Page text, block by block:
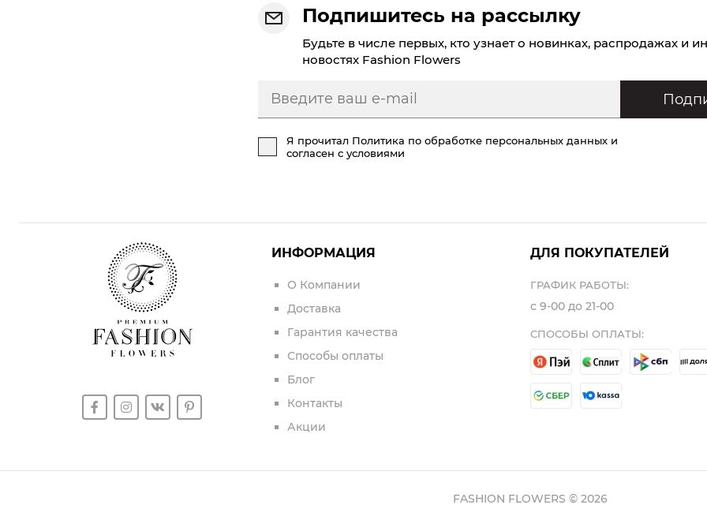
Подпишитесь на рассылку
Будьте в числе первых, кто узнает о новинках, распродажах и
новостях Fashion Flowers
Я прочитал Политика по обработке персональных данных и
согласен с условиями
ИНФОРМАЦИЯ
О Компании
Доставка
Гарантия качества
Способы оплаты
Блог
Контакты
Акции
ДЛЯ ПОКУПАТЕЛЕЙ
ГРАФИК РАБОТЫ:
с 9-00 до 21-00
СПОСОБЫ ОПЛАТЫ:
FASHION FLOWERS © 2026